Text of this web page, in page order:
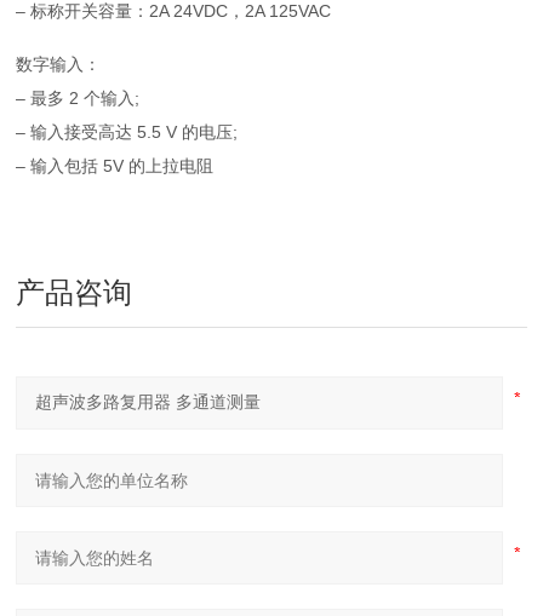
– 标称开关容量：2A 24VDC，2A 125VAC
数字输入：
– 最多 2 个输入;
– 输入接受高达 5.5 V 的电压;
– 输入包括 5V 的上拉电阻
产品咨询